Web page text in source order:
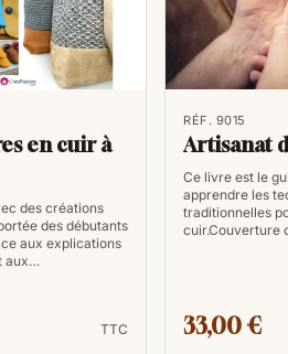
démarrer vos projets.
avec des outils tranchants et
le travail du cuir vous
à prendre pour éviter les
d'outils spécifiques. Un
les utiliser
l'utilisation du matoir, et à
en cuir à
des créations
des débutants
aux explications
aux…
TTC
RÉF. 9015
Artisanat
Ce livre est le
apprendre les
traditionnelles
cuir.Couverture
33,00 €